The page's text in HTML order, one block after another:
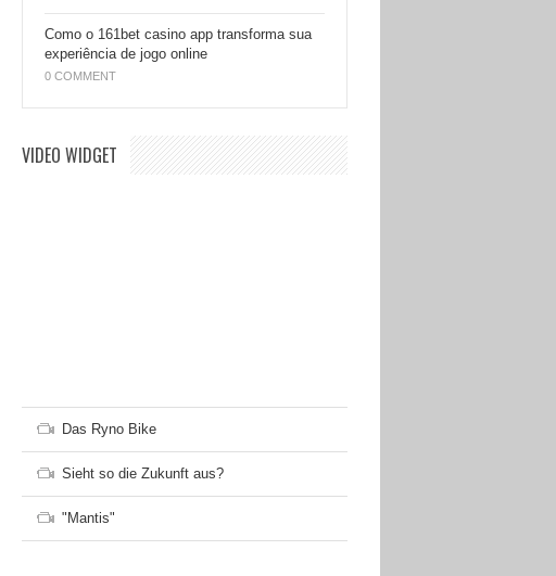
Como o 161bet casino app transforma sua
experiência de jogo online
0 COMMENT
VIDEO WIDGET
Das Ryno Bike
Sieht so die Zukunft aus?
"Mantis"